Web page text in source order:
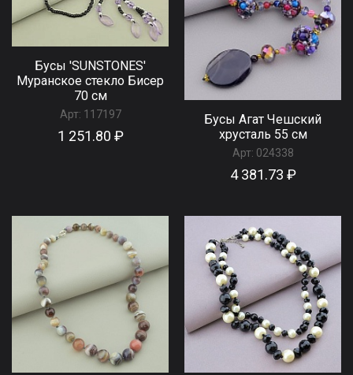
Бусы 'SUNSTONES'
Муранское стекло Бисер
70 см
Арт: 117197
1 251.80 ₽
Бусы Агат Чешский
хрусталь 55 см
Арт: 024338
4 381.73 ₽